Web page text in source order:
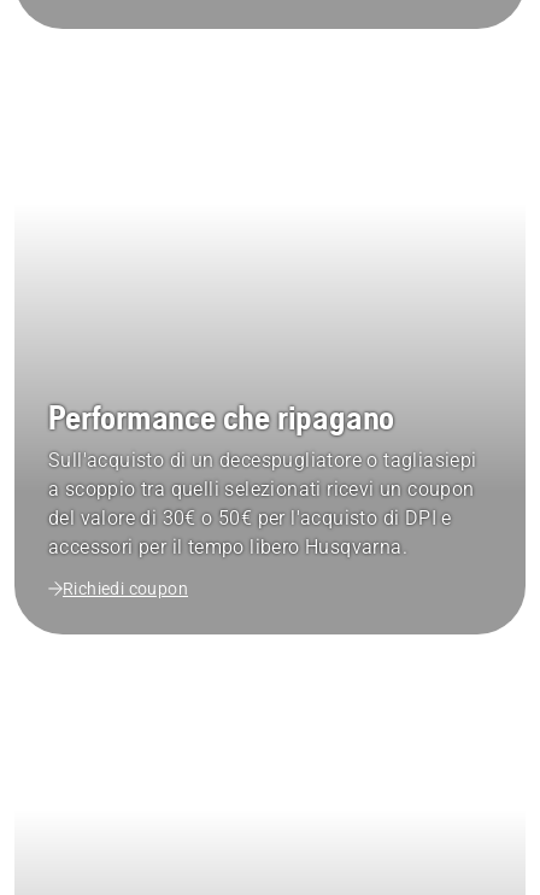
Performance che ripagano
Sull'acquisto di un decespugliatore o tagliasiepi
a scoppio tra quelli selezionati ricevi un coupon
del valore di 30€ o 50€ per l'acquisto di DPI e
accessori per il tempo libero Husqvarna.
Richiedi coupon